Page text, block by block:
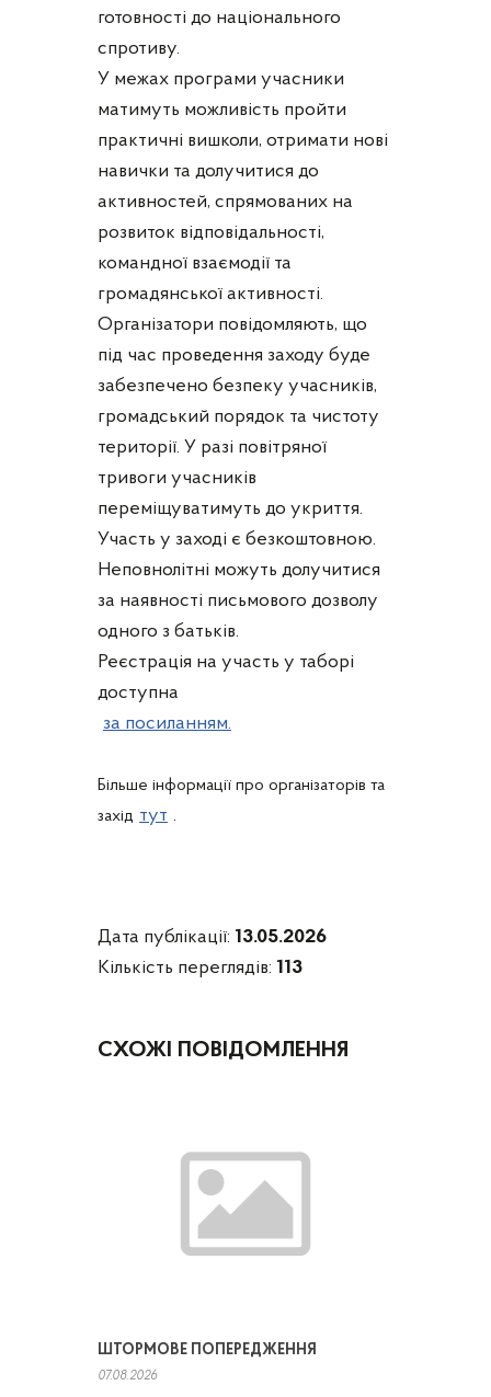
готовності до національного
спротиву.
У межах програми учасники
матимуть можливість пройти
практичні вишколи, отримати нові
навички та долучитися до
активностей, спрямованих на
розвиток відповідальності,
командної взаємодії та
громадянської активності.
Організатори повідомляють, що
під час проведення заходу буде
забезпечено безпеку учасників,
громадський порядок та чистоту
території. У разі повітряної
тривоги учасників
переміщуватимуть до укриття.
Участь у заході є безкоштовною.
Неповнолітні можуть долучитися
за наявності письмового дозволу
одного з батьків.
Реєстрація на участь у таборі
доступна
за посиланням.
Більше інформації про організаторів та
захід тут .
Дата публікації: 13.05.2026
Кількість переглядів: 113
СХОЖІ ПОВІДОМЛЕННЯ
ШТОРМОВЕ ПОПЕРЕДЖЕННЯ
07.08.2026